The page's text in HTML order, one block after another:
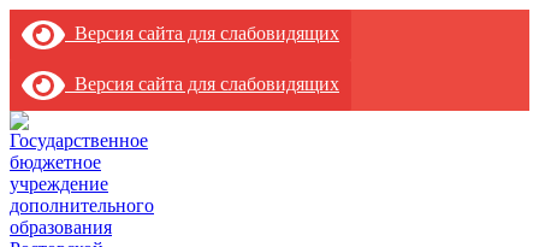
Версия сайта для слабовидящих
Версия сайта для слабовидящих